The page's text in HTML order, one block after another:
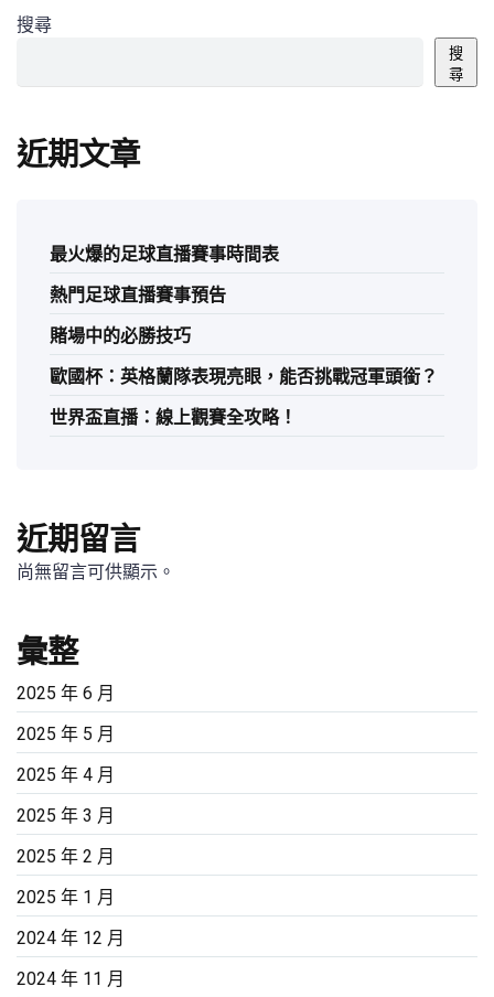
搜尋
搜
尋
近期文章
最火爆的足球直播賽事時間表
熱門足球直播賽事預告
賭場中的必勝技巧
歐國杯：英格蘭隊表現亮眼，能否挑戰冠軍頭銜？
世界盃直播：線上觀賽全攻略！
近期留言
尚無留言可供顯示。
彙整
2025 年 6 月
2025 年 5 月
2025 年 4 月
2025 年 3 月
2025 年 2 月
2025 年 1 月
2024 年 12 月
2024 年 11 月